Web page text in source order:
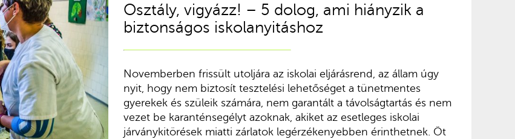
Osztály, vigyázz! – 5 dolog, ami hiányzik a
biztonságos iskolanyitáshoz
Novemberben frissült utoljára az iskolai eljárásrend, az állam úgy
nyit, hogy nem biztosít tesztelési lehetőséget a tünetmentes
gyerekek és szüleik számára, nem garantált a távolságtartás és nem
vezet be karanténsegélyt azoknak, akiket az esetleges iskolai
járványkitörések miatti zárlatok legérzékenyebben érinthetnek. Öt